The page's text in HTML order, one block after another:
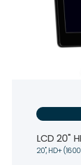
LCD 20"
20", HD+